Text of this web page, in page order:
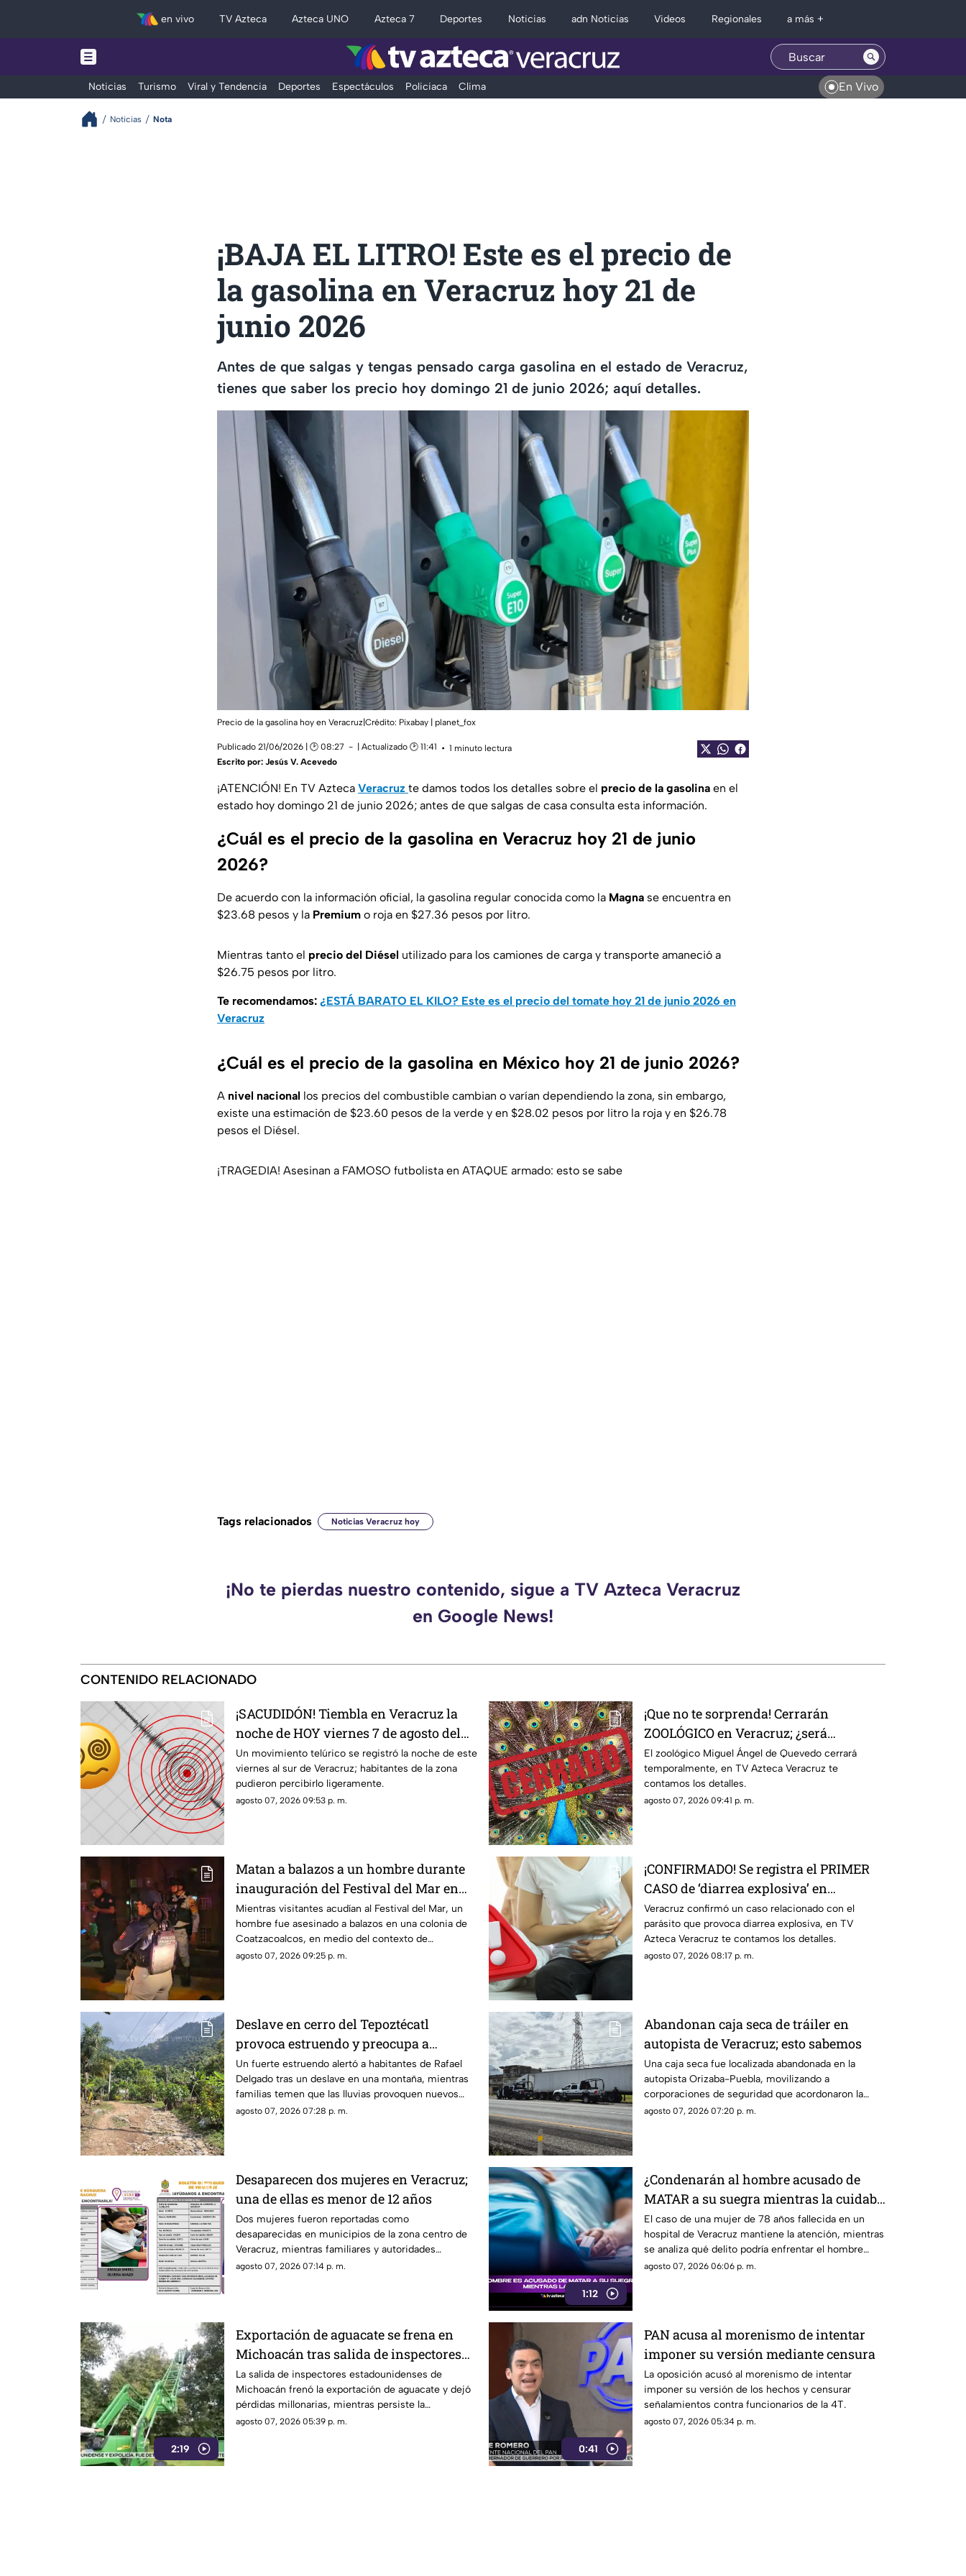
en vivo TV Azteca Azteca UNO Azteca 7 Deportes Noticias adn Noticias Videos Regionales a más +
Noticias Turismo Viral y Tendencia Deportes Espectáculos Policiaca Clima En Vivo
Noticias Nota
¡BAJA EL LITRO! Este es el precio de
la gasolina en Veracruz hoy 21 de
junio 2026
Antes de que salgas y tengas pensado carga gasolina en el estado de Veracruz,
tienes que saber los precio hoy domingo 21 de junio 2026; aquí detalles.
Precio de la gasolina hoy en Veracruz|Crédito: Pixabay | planet_fox
Publicado 21/06/2026 | 🕑 08:27 | Actualizado 🕑 11:41
1 minuto lectura
Escrito por: Jesús V. Acevedo
¡ATENCIÓN! En TV Azteca Veracruz te damos todos los detalles sobre el precio de la gasolina en el
estado hoy domingo 21 de junio 2026; antes de que salgas de casa consulta esta información.
¿Cuál es el precio de la gasolina en Veracruz hoy 21 de junio
2026?
De acuerdo con la información oficial, la gasolina regular conocida como la Magna se encuentra en
$23.68 pesos y la Premium o roja en $27.36 pesos por litro.
Mientras tanto el precio del Diésel utilizado para los camiones de carga y transporte amaneció a
$26.75 pesos por litro.
Te recomendamos: ¿ESTÁ BARATO EL KILO? Este es el precio del tomate hoy 21 de junio 2026 en
Veracruz
¿Cuál es el precio de la gasolina en México hoy 21 de junio 2026?
A nivel nacional los precios del combustible cambian o varían dependiendo la zona, sin embargo,
existe una estimación de $23.60 pesos de la verde y en $28.02 pesos por litro la roja y en $26.78
pesos el Diésel.
¡TRAGEDIA! Asesinan a FAMOSO futbolista en ATAQUE armado: esto se sabe
Tags relacionados Noticias Veracruz hoy
¡No te pierdas nuestro contenido, sigue a TV Azteca Veracruz
en Google News!
CONTENIDO RELACIONADO
¡SACUDIDÓN! Tiembla en Veracruz la
noche de HOY viernes 7 de agosto del
2026; ¿cuál fue la magnitud y epicentro?
Un movimiento telúrico se registró la noche de este
viernes al sur de Veracruz; habitantes de la zona
pudieron percibirlo ligeramente.
agosto 07, 2026 09:53 p. m.
¡Que no te sorprenda! Cerrarán
ZOOLÓGICO en Veracruz; ¿será
definitivo?
El zoológico Miguel Ángel de Quevedo cerrará
temporalmente, en TV Azteca Veracruz te
contamos los detalles.
agosto 07, 2026 09:41 p. m.
Matan a balazos a un hombre durante
inauguración del Festival del Mar en
Coatzacoalcos
Mientras visitantes acudían al Festival del Mar, un
hombre fue asesinado a balazos en una colonia de
Coatzacoalcos, en medio del contexto de
inseguridad del municipio.
agosto 07, 2026 09:25 p. m.
¡CONFIRMADO! Se registra el PRIMER
CASO de ‘diarrea explosiva’ en
Veracruz; esto sabemos
Veracruz confirmó un caso relacionado con el
parásito que provoca diarrea explosiva, en TV
Azteca Veracruz te contamos los detalles.
agosto 07, 2026 08:17 p. m.
Deslave en cerro del Tepoztécatl
provoca estruendo y preocupa a
familias; ¿hay heridos?
Un fuerte estruendo alertó a habitantes de Rafael
Delgado tras un deslave en una montaña, mientras
familias temen que las lluvias provoquen nuevos
desprendimientos.
agosto 07, 2026 07:28 p. m.
Abandonan caja seca de tráiler en
autopista de Veracruz; esto sabemos
Una caja seca fue localizada abandonada en la
autopista Orizaba-Puebla, movilizando a
corporaciones de seguridad que acordonaron la
zona e iniciaron las investigaciones
agosto 07, 2026 07:20 p. m.
Desaparecen dos mujeres en Veracruz;
una de ellas es menor de 12 años
Dos mujeres fueron reportadas como
desaparecidas en municipios de la zona centro de
Veracruz, mientras familiares y autoridades
mantienen activa su búsqueda.
agosto 07, 2026 07:14 p. m.
1:12
¿Condenarán al hombre acusado de
MATAR a su suegra mientras la cuidaba
en un hospital de Veracruz? Esto se
sabe
El caso de una mujer de 78 años fallecida en un
hospital de Veracruz mantiene la atención, mientras
se analiza qué delito podría enfrentar el hombre
detenido por la presunta agresión.
agosto 07, 2026 06:06 p. m.
2:19
Exportación de aguacate se frena en
Michoacán tras salida de inspectores
de Estados Unidos
La salida de inspectores estadounidenses de
Michoacán frenó la exportación de aguacate y dejó
pérdidas millonarias, mientras persiste la
preocupación por la extorsión.
agosto 07, 2026 05:39 p. m.
0:41
PAN acusa al morenismo de intentar
imponer su versión mediante censura
La oposición acusó al morenismo de intentar
imponer su versión de los hechos y censurar
señalamientos contra funcionarios de la 4T.
agosto 07, 2026 05:34 p. m.